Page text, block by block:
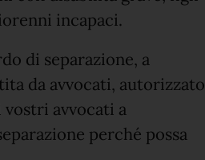
incapaci.
di separazione, a
da avvocati, autorizzato
vostri avvocati a
perché possa